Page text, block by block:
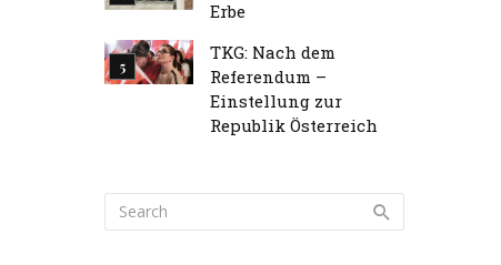
Erbe
TKG: Nach dem
Referendum –
Einstellung zur
Republik Österreich